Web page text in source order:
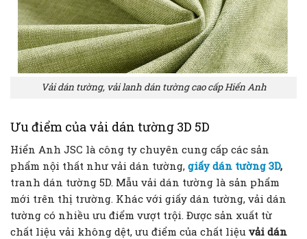
Vải dán tường, vải lanh dán tường cao cấp Hiển Anh
Ưu điểm của vải dán tường 3D 5D
Hiển Anh JSC là công ty chuyên cung cấp các sản
phẩm nội thất như vải dán tường, giấy dán tường 3D,
tranh dán tường 5D. Mẫu vải dán tường là sản phẩm
mới trên thị trường. Khác với giấy dán tường, vải dán
tường có nhiều ưu điểm vượt trội. Được sản xuất từ
chất liệu vải không dệt, ưu điểm của chất liệu vải dán